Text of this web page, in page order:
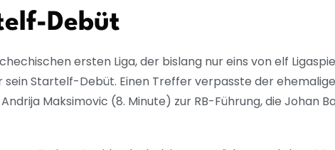
Debüt
ersten Liga, der bislang nur eins von elf
Startelf-Debüt. Einen Treffer verpasste der
Maksimovic (8. Minute) zur RB-Führung, die Johan